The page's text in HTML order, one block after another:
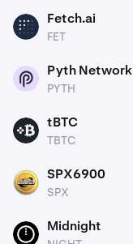
FET Fetch.ai
FET
PYTH Pyth Network
PYTH
TBTC tBTC
TBTC
SPX SPX6900
SPX
NIGHT Midnight